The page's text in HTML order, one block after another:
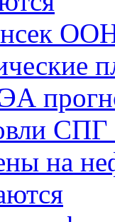
ООН
СПГ
на